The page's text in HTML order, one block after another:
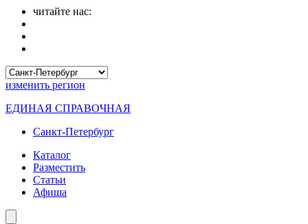
читайте нас:
изменить регион
ЕДИНАЯ СПРАВОЧНАЯ
Санкт-Петербург
Каталог
Разместить
Статьи
Афиша